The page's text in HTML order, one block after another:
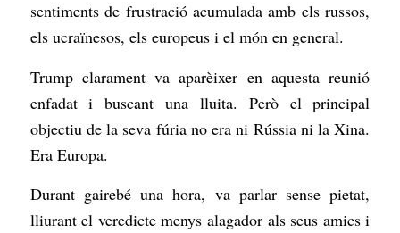
sentiments de frustració acumulada amb els russos,
els ucraïnesos, els europeus i el món en general.
Trump clarament va aparèixer en aquesta reunió
enfadat i buscant una lluita. Però el principal
objectiu de la seva fúria no era ni Rússia ni la Xina.
Era Europa.
Durant gairebé una hora, va parlar sense pietat,
lliurant el veredicte menys alagador als seus amics i